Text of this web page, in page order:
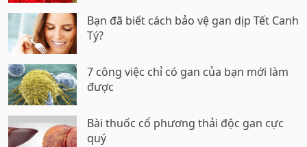
Bạn đã biết cách bảo vệ gan dịp Tết Canh
Tý?
7 công việc chỉ có gan của bạn mới làm
được
Bài thuốc cổ phương thải độc gan cực
quý